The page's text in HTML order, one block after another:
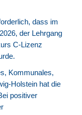
dass im
der Lehrgang
C-Lizenz
Kommunales,
Holstein hat die
positiver